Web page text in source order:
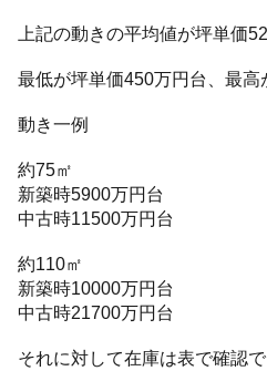
上記の動きの平均値が坪単価
最低が坪単価450万円台、最高
動き一例
約75㎡
新築時5900万円台
中古時11500万円台
約110㎡
新築時10000万円台
中古時21700万円台
それに対して在庫は表で確認